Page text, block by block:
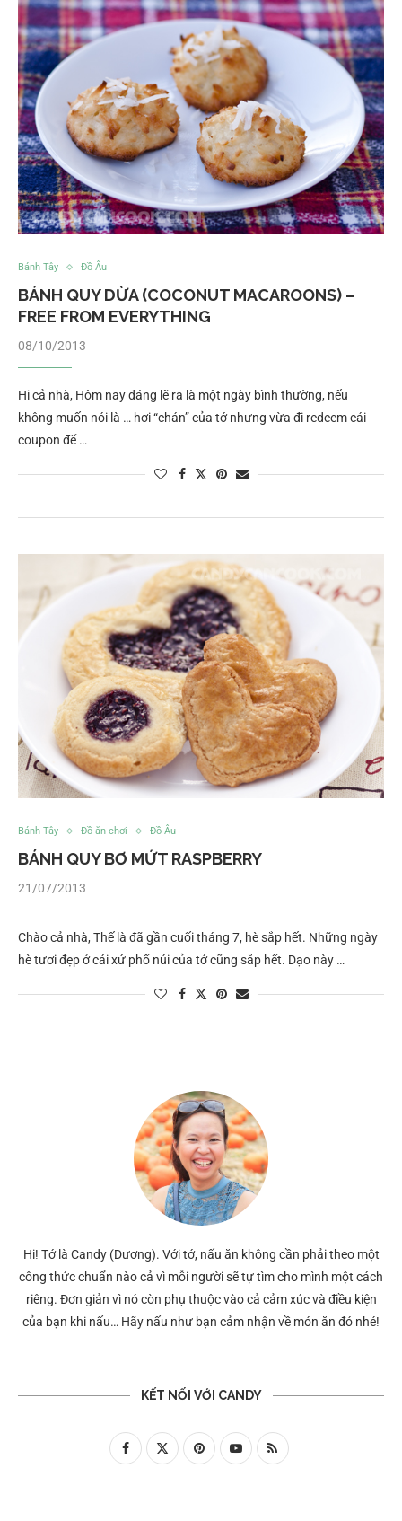
Bánh Tây Đồ Âu
BÁNH QUY DỪA (COCONUT MACAROONS) –
FREE FROM EVERYTHING
08/10/2013
Hi cả nhà, Hôm nay đáng lẽ ra là một ngày bình thường, nếu
không muốn nói là … hơi “chán” của tớ nhưng vừa đi redeem cái
coupon để …
Bánh Tây Đồ ăn chơi Đồ Âu
BÁNH QUY BƠ MỨT RASPBERRY
21/07/2013
Chào cả nhà, Thế là đã gần cuối tháng 7, hè sắp hết. Những ngày
hè tươi đẹp ở cái xứ phố núi của tớ cũng sắp hết. Dạo này …
Hi! Tớ là Candy (Dương). Với tớ, nấu ăn không cần phải theo một
công thức chuẩn nào cả vì mỗi người sẽ tự tìm cho mình một cách
riêng. Đơn giản vì nó còn phụ thuộc vào cả cảm xúc và điều kiện
của bạn khi nấu… Hãy nấu như bạn cảm nhận về món ăn đó nhé!
KẾT NỐI VỚI CANDY